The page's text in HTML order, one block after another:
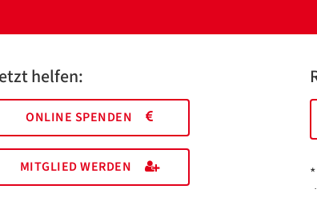
helfen:
ONLINE SPENDEN
MITGLIED WERDEN